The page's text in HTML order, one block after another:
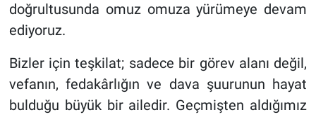
doğrultusunda omuz omuza yürümeye devam
ediyoruz.
Bizler için teşkilat; sadece bir görev alanı değil,
vefanın, fedakârlığın ve dava şuurunun hayat
bulduğu büyük bir ailedir. Geçmişten aldığımız